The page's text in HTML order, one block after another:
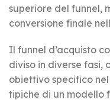
superiore del funnel,
conversione finale
Il funnel d’acquisto
diviso in diverse fasi,
obiettivo specifico
tipiche di un modello